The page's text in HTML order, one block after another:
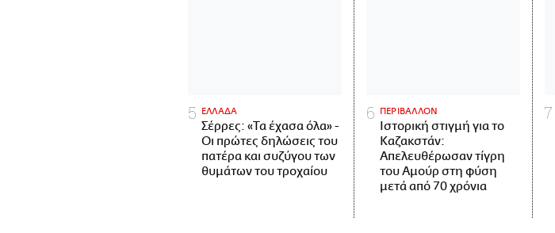
ΕΛΛΑΔΑ
Σέρρες: «Τα έχασα όλα» -
Οι πρώτες δηλώσεις του
πατέρα και συζύγου των
θυμάτων του τροχαίου
ΠΕΡΙΒΑΛΛΟΝ
Ιστορική στιγμή για το
Καζακστάν:
Απελευθέρωσαν τίγρη
του Αμούρ στη φύση
μετά από 70 χρόνια